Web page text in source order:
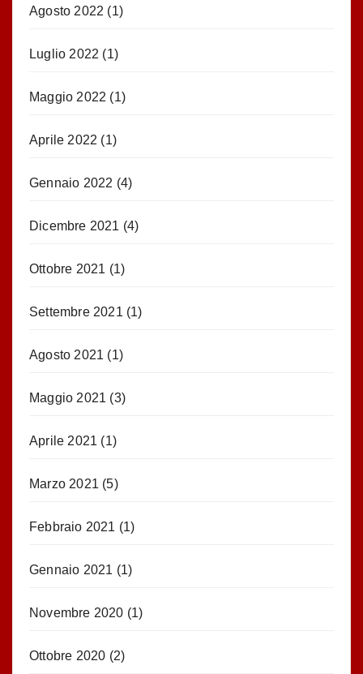
Agosto 2022 (1)
Luglio 2022 (1)
Maggio 2022 (1)
Aprile 2022 (1)
Gennaio 2022 (4)
Dicembre 2021 (4)
Ottobre 2021 (1)
Settembre 2021 (1)
Agosto 2021 (1)
Maggio 2021 (3)
Aprile 2021 (1)
Marzo 2021 (5)
Febbraio 2021 (1)
Gennaio 2021 (1)
Novembre 2020 (1)
Ottobre 2020 (2)